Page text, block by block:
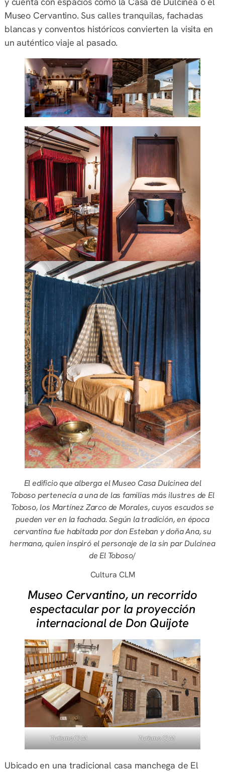
Museo Cervantino. Sus calles tranquilas, fachadas
blancas y conventos históricos convierten la visita en
un auténtico viaje al pasado.
El edificio que alberga el Museo Casa Dulcinea del
Toboso pertenecía a una de las familias más ilustres de El
Toboso, los Martínez Zarco de Morales, cuyos escudos se
pueden ver en la fachada. Según la tradición, en época
cervantina fue habitada por don Esteban y doña Ana, su
hermana, quien inspiró el personaje de la sin par Dulcinea
de El Toboso/
Cultura CLM
Museo Cervantino, un recorrido
espectacular por la proyección
internacional de Don Quijote
Turismo CLM Turismo CLM
Ubicado en una tradicional casa manchega de El